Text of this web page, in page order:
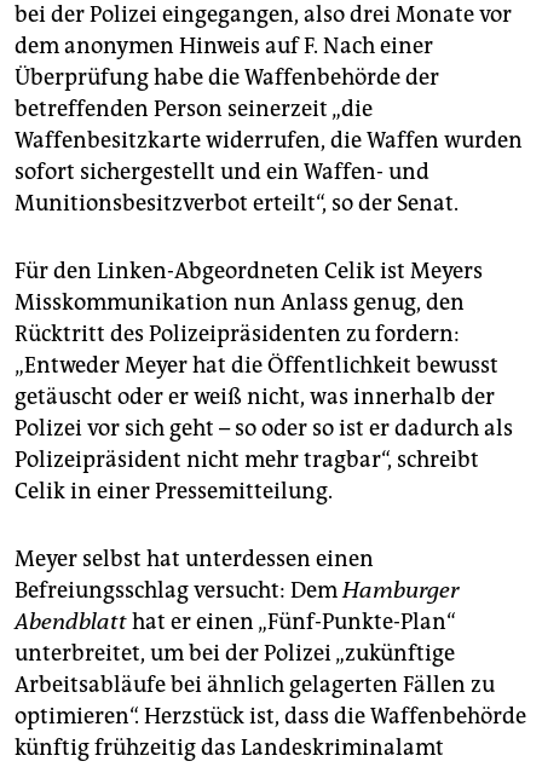
bei der Polizei eingegangen, also drei Monate vor
dem anonymen Hinweis auf F. Nach einer
Überprüfung habe die Waffenbehörde der
betreffenden Person seinerzeit „die
Waffenbesitzkarte widerrufen, die Waffen wurden
sofort sichergestellt und ein Waffen- und
Munitionsbesitzverbot erteilt“, so der Senat.
Für den Linken-Abgeordneten Celik ist Meyers
Misskommunikation nun Anlass genug, den
Rücktritt des Polizeipräsidenten zu fordern:
„Entweder Meyer hat die Öffentlichkeit bewusst
getäuscht oder er weiß nicht, was innerhalb der
Polizei vor sich geht – so oder so ist er dadurch als
Polizeipräsident nicht mehr tragbar“, schreibt
Celik in einer Pressemitteilung.
Meyer selbst hat unterdessen einen
Befreiungsschlag versucht: DemHamburger
Abendblatthat er einen „Fünf-Punkte-Plan“
unterbreitet, um bei der Polizei „zukünftige
Arbeitsabläufe bei ähnlich gelagerten Fällen zu
optimieren“. Herzstück ist, dass die Waffenbehörde
künftig frühzeitig das Landeskriminalamt